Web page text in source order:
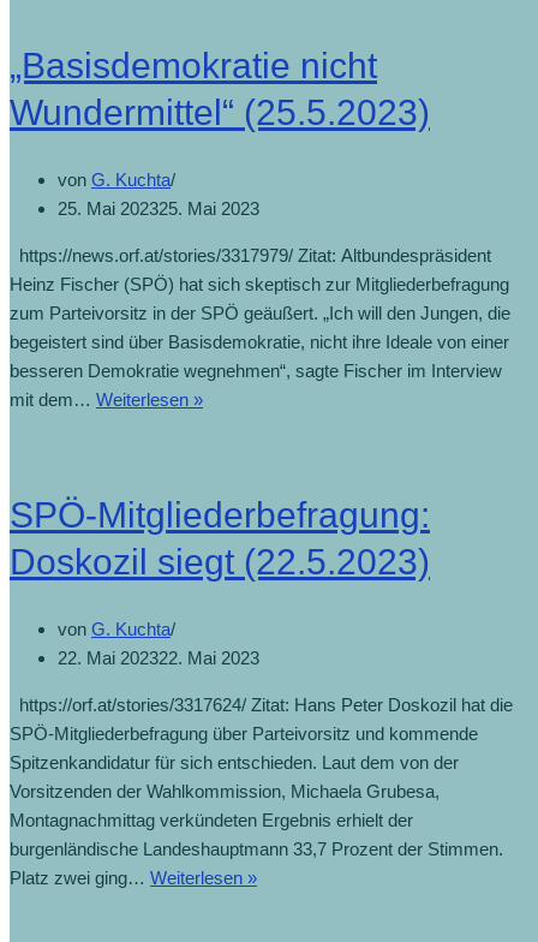
„Basisdemokratie nicht
Wundermittel“ (25.5.2023)
von G. Kuchta
25. Mai 202325. Mai 2023
https://news.orf.at/stories/3317979/ Zitat: Altbundespräsident
Heinz Fischer (SPÖ) hat sich skeptisch zur Mitgliederbefragung
zum Parteivorsitz in der SPÖ geäußert. „Ich will den Jungen, die
begeistert sind über Basisdemokratie, nicht ihre Ideale von einer
besseren Demokratie wegnehmen“, sagte Fischer im Interview
mit dem… Weiterlesen »
SPÖ-Mitgliederbefragung:
Doskozil siegt (22.5.2023)
von G. Kuchta
22. Mai 202322. Mai 2023
https://orf.at/stories/3317624/ Zitat: Hans Peter Doskozil hat die
SPÖ-Mitgliederbefragung über Parteivorsitz und kommende
Spitzenkandidatur für sich entschieden. Laut dem von der
Vorsitzenden der Wahlkommission, Michaela Grubesa,
Montagnachmittag verkündeten Ergebnis erhielt der
burgenländische Landeshauptmann 33,7 Prozent der Stimmen.
Platz zwei ging… Weiterlesen »